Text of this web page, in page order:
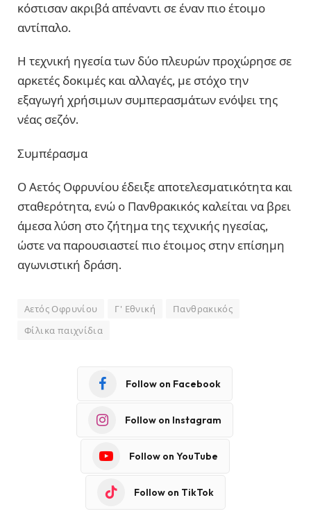
κόστισαν ακριβά απέναντι σε έναν πιο έτοιμο
αντίπαλο.
Η τεχνική ηγεσία των δύο πλευρών προχώρησε σε
αρκετές δοκιμές και αλλαγές, με στόχο την
εξαγωγή χρήσιμων συμπερασμάτων ενόψει της
νέας σεζόν.
Συμπέρασμα
Ο Αετός Οφρυνίου έδειξε αποτελεσματικότητα και
σταθερότητα, ενώ ο Πανθρακικός καλείται να βρει
άμεσα λύση στο ζήτημα της τεχνικής ηγεσίας,
ώστε να παρουσιαστεί πιο έτοιμος στην επίσημη
αγωνιστική δράση.
Αετός Οφρυνίου Γ' Εθνική
Πανθρακικός
Φίλικα παιχνίδια
Follow on Facebook
Follow on Instagram
Follow on YouTube
Follow on TikTok